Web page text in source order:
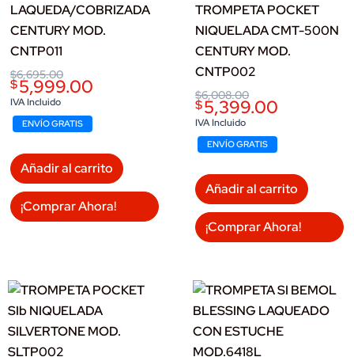
LAQUEDA/COBRIZADA
CENTURY MOD.
CNTP011
$6,695.00
Original
price
was:
$6,695.00.
$5,999.00
Current
price
is:
$5,999.00.
IVA Incluido
ENVÍO GRATIS
Añadir al carrito
¡Comprar Ahora!
TROMPETA POCKET
NIQUELADA CMT-500N
CENTURY MOD.
CNTP002
$6,008.00
Original
price
was:
$6,008.00.
$5,399.00
Current
price
is:
$5,399.00.
IVA Incluido
ENVÍO GRATIS
Añadir al carrito
¡Comprar Ahora!